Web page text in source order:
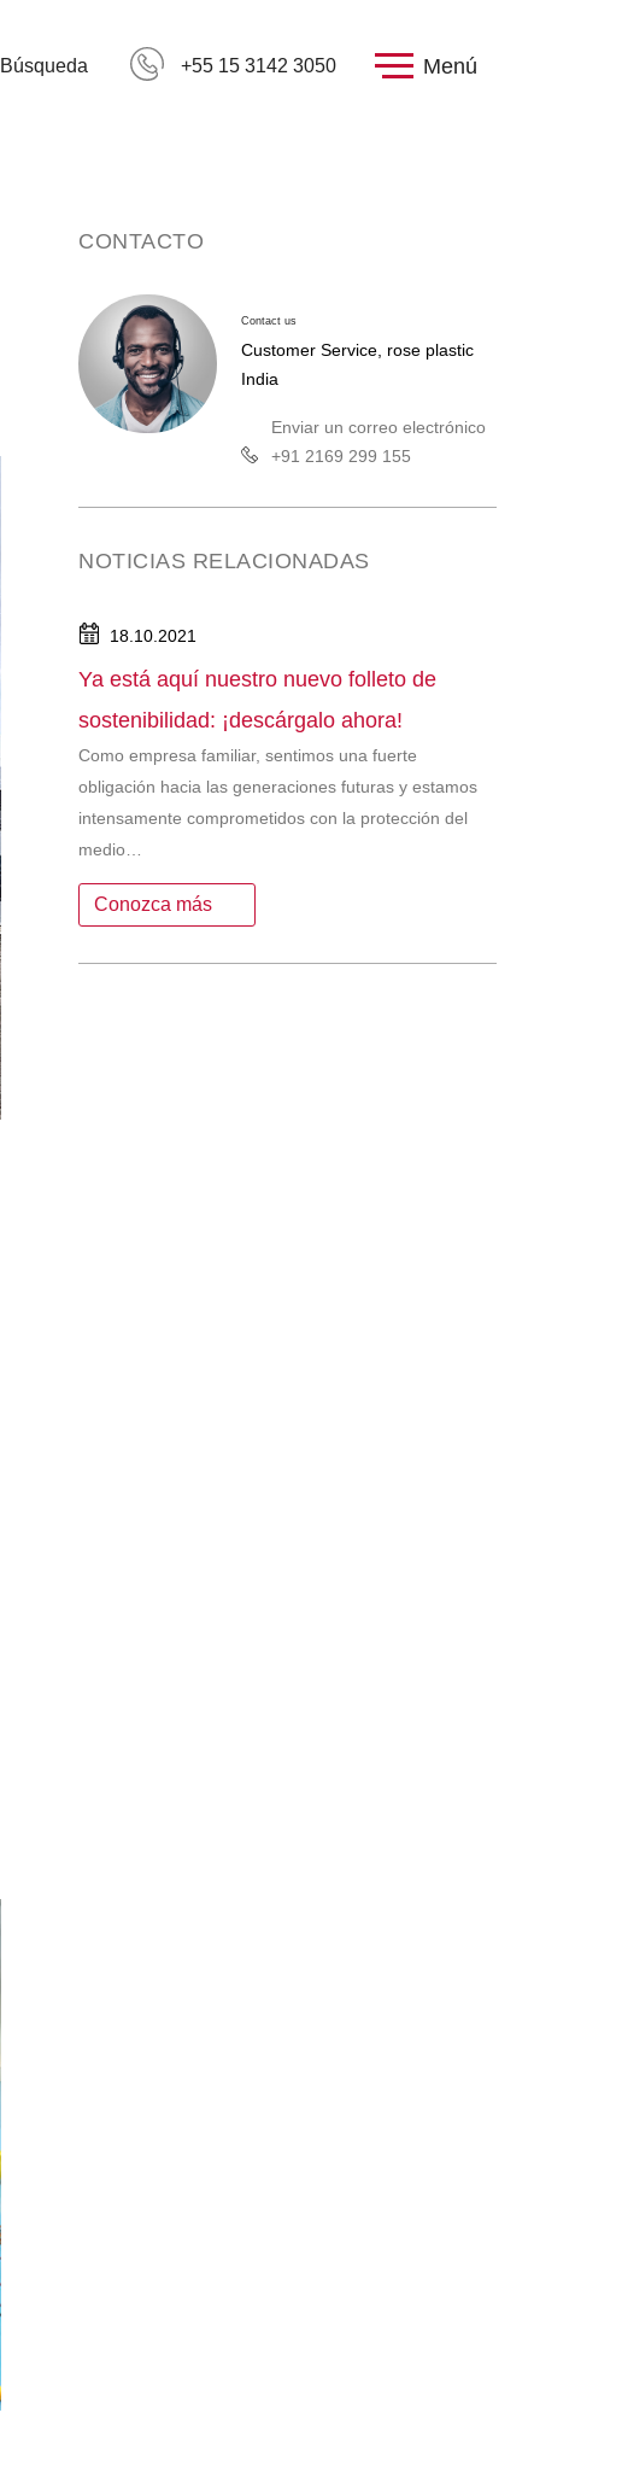
Búsqueda +55 15 3142 3050 Menú
CONTACTO
Contact us
Customer Service, rose plastic
India
Enviar un correo electrónico
+91 2169 299 155
NOTICIAS RELACIONADAS
18.10.2021
Ya está aquí nuestro nuevo folleto de
sostenibilidad: ¡descárgalo ahora!
Como empresa familiar, sentimos una fuerte
obligación hacia las generaciones futuras y estamos
intensamente comprometidos con la protección del
medio…
Conozca más